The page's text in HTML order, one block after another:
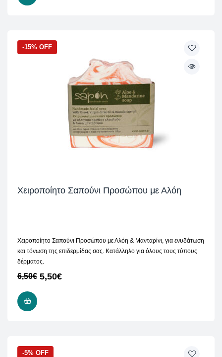
-15% OFF
Χειροποίητο Σαπούνι Προσώπου με Αλόη
Χειροποίητο Σαπούνι Προσώπου με Αλόη & Μανταρίνι, για ενυδάτωση
και τόνωση της επιδερμίδας σας. Kατάλληλο για όλους τους τύπους
δέρματος.
6,50€ 5,50€
-5% OFF